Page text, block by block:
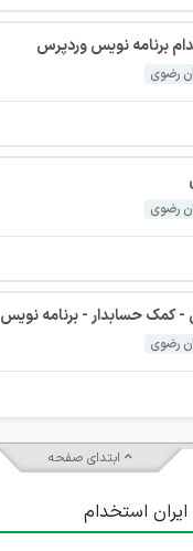
برنامه نویس وردپرس
رضوی
رضوی
کمک حسابدار - برنامه نویس
رضوی
ابتدای صفحه
استخدام